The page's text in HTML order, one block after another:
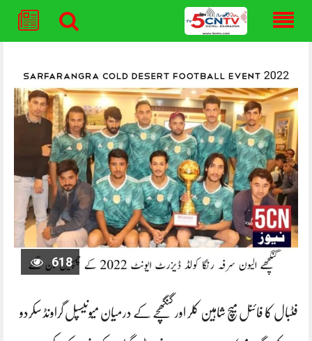
618
فٹبال کا فائنل میچ شاہین کلر اور گنگھچے کے درمیان میونیسپل گراونڈ سکردو